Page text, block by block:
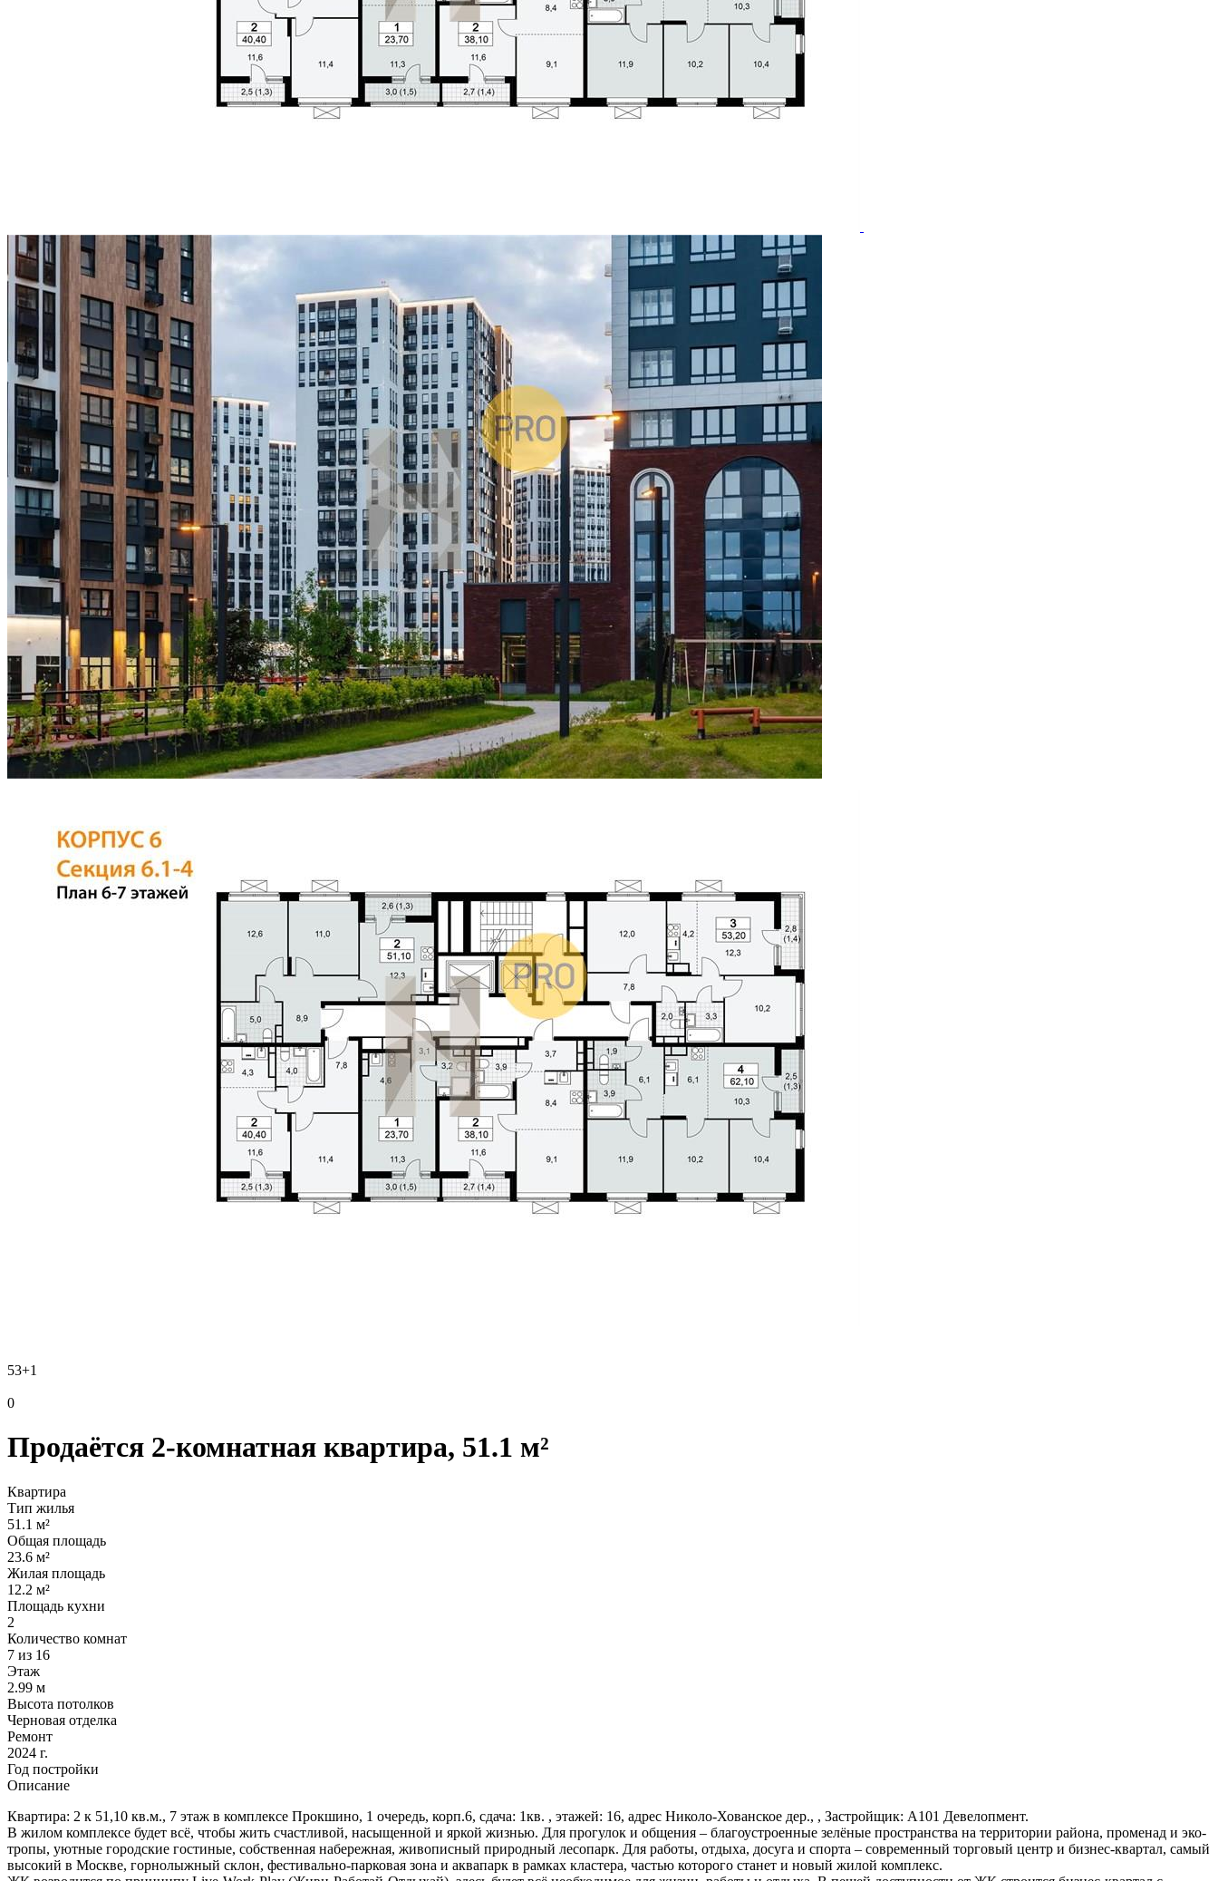
53+1
0
Продаётся 2-комнатная квартира, 51.1 м²
Квартира
Тип жилья
51.1 м²
Общая площадь
23.6 м²
Жилая площадь
12.2 м²
Площадь кухни
2
Количество комнат
7 из 16
Этаж
2.99 м
Высота потолков
Черновая отделка
Ремонт
2024 г.
Год постройки
Описание
Квартира: 2 к 51,10 кв.м., 7 этаж в комплексе Прокшино, 1 очередь, корп.6, сдача: 1кв. , этажей: 16, адрес Николо-Хованское дер., , Застройщик: А101 Девелопмент.
В жилом комплексе будет всё, чтобы жить счастливой, насыщенной и яркой жизнью. Для прогулок и общения – благоустроенные зелёные пространства на территории района, променад и эко-
тропы, уютные городские гостиные, собственная набережная, живописный природный лесопарк. Для работы, отдыха, досуга и спорта – современный торговый центр и бизнес-квартал, самый
высокий в Москве, горнолыжный склон, фестивально-парковая зона и аквапарк в рамках кластера, частью которого станет и новый жилой комплекс.